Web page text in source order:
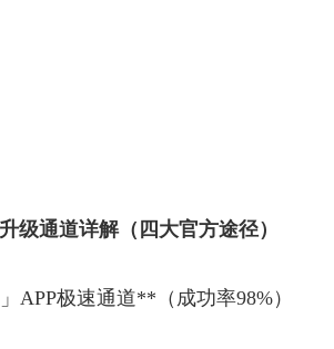
级通道详解（四大官方途径）
APP极速通道**（成功率98%）